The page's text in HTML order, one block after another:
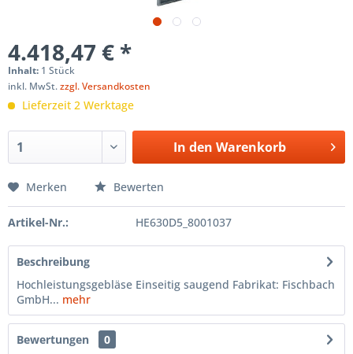
4.418,47 € *
Inhalt: 1 Stück
inkl. MwSt.zzgl. Versandkosten
Lieferzeit 2 Werktage
In den Warenkorb
Merken Bewerten
Artikel-Nr.: HE630D5_8001037
Beschreibung
Hochleistungsgebläse Einseitig saugend Fabrikat: Fischbach
GmbH... mehr
Bewertungen
0